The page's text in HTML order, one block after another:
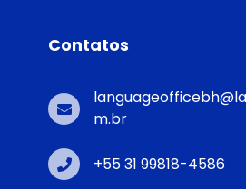
Contatos
m.br
+55 31 99818-4586